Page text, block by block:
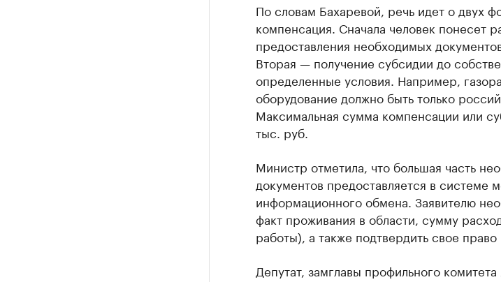
По словам Бахаревой, речь идет о двух
компенсация. Сначала человек понесет
предоставления необходимых
Вторая — получение субсидии до
определенные условия. Например,
оборудование должно быть только
Максимальная сумма компенсации или
тыс. руб.
Министр отметила, что большая часть
документов предоставляется в системе
информационного обмена. Заявителю
факт проживания в области, сумму
работы), а также подтвердить свое
Депутат, замглавы профильного